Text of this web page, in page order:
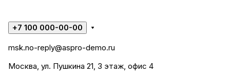
+7 100 000-00-00
msk.no-reply@aspro-demo.ru
Москва, ул. Пушкина 21, 3 этаж, офис 4